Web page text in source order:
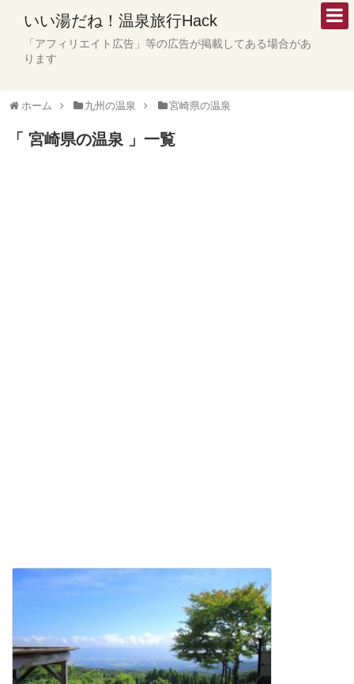
いい湯だね！温泉旅行Hack
「アフィリエイト広告」等の広告が掲載してある場合があ
ります
ホーム 九州の温泉 宮崎県の温泉
「 宮崎県の温泉 」一覧